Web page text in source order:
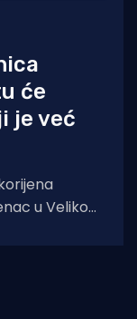
će
je već
u Velikoj